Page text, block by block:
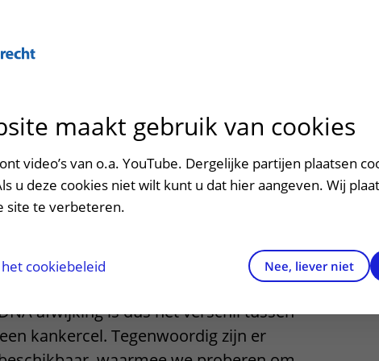
patiëntportaal
het ziekenhuis
en voorzieningen
en veiligheid
Contact en route
Contactgegevens
Contact met polikliniek
Verwijzers
Teleconsult aanvragen
Zorgverlenersportaal
therapy
waarbij het erfelijke materiaal (DNA)
afwijking is dus het verschil tussen
kankercel. Tegenwoordig zijn er
maakt gebruik van cookies
video’s van o.a. YouTube. Dergelijke partijen plaatsen
u deze cookies niet wilt kunt u dat hier aangeven. Wij
site te verbeteren.
cookiebeleid Nee, liever niet